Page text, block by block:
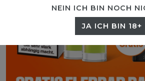
NEIN ICH BIN NOCH
JA ICH BIN 18+